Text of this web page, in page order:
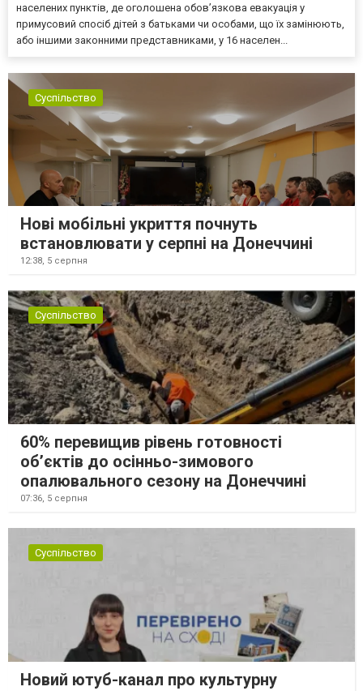
населених пунктів, де оголошена обов’язкова евакуація у
примусовий спосіб дітей з батьками чи особами, що їх замінюють,
або іншими законними представниками, у 16 населен...
Суспільство
Нові мобільні укриття почнуть
встановлювати у серпні на Донеччині
12:38, 5 серпня
Суспільство
60% перевищив рівень готовності
об’єктів до осінньо-зимового
опалювального сезону на Донеччині
07:36, 5 серпня
Суспільство
Новий ютуб-канал про культурну